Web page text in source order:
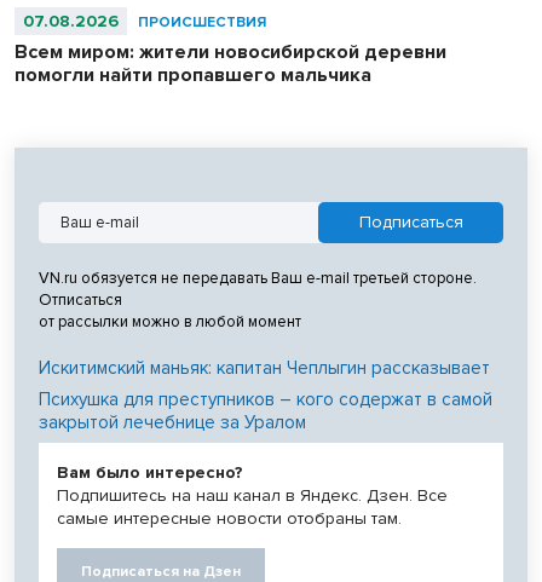
07.08.2026 ПРОИСШЕСТВИЯ
Всем миром: жители новосибирской деревни
помогли найти пропавшего мальчика
VN.ru обязуется не передавать Ваш e-mail третьей стороне.
Отписаться
от рассылки можно в любой момент
Искитимский маньяк: капитан Чеплыгин рассказывает
Психушка для преступников – кого содержат в самой
закрытой лечебнице за Уралом
Вам было интересно?
Подпишитесь на наш канал в Яндекс. Дзен. Все
самые интересные новости отобраны там.
Подписаться на Дзен